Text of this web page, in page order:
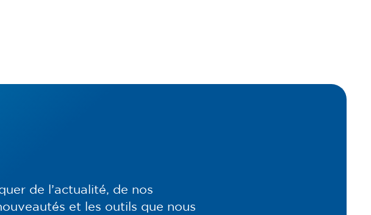
de l’actualité, de nos
et les outils que nous